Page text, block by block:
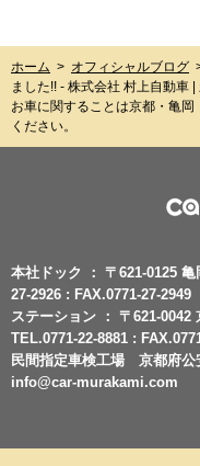
ホーム > オフィシャルブログ
ました!! - 株式会社 村上自動車
お車に関することは京都・亀
ください。
本社ドック ： 〒621-0125
27-2926 : FAX.0771-27-2949
ステーション ： 〒621-0042
TEL.0771-22-8881 :
民間指定車検工場 京都府公
info@car-murakami.com